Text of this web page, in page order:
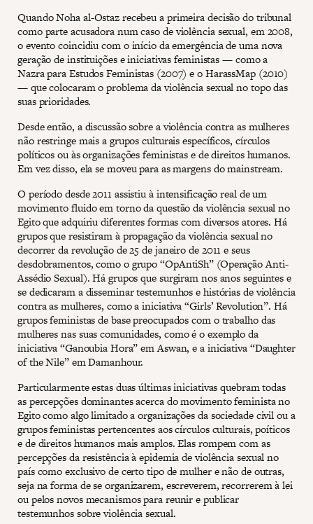
Quando Noha al-Ostaz recebeu a primeira decisão do tribunal
como parte acusadora num caso de violência sexual, em 2008,
o evento coincidiu com o início da emergência de uma nova
geração de instituições e iniciativas feministas — como a
Nazra para Estudos Feministas (2007) e o HarassMap (2010)
— que colocaram o problema da violência sexual no topo das
suas prioridades.
Desde então, a discussão sobre a violência contra as mulheres
não restringe mais a grupos culturais específicos, círculos
políticos ou às organizações feministas e de direitos humanos.
Em vez disso, ela se moveu para as margens do mainstream.
O período desde 2011 assistiu à intensificação real de um
movimento fluido em torno da questão da violência sexual no
Egito que adquiriu diferentes formas com diversos atores. Há
grupos que resistiram à propagação da violência sexual no
decorrer da revolução de 25 de janeiro de 2011 e seus
desdobramentos, como o grupo “OpAntiSh” (Operação Anti-
Assédio Sexual). Há grupos que surgiram nos anos seguintes e
se dedicaram a disseminar testemunhos e histórias de violência
contra as mulheres, como a iniciativa “Girls’ Revolution”. Há
grupos feministas de base preocupados com o trabalho das
mulheres nas suas comunidades, como é o exemplo da
iniciativa “Ganoubia Hora” em Aswan, e a iniciativa “Daughter
of the Nile” em Damanhour.
Particularmente estas duas últimas iniciativas quebram todas
as percepções dominantes acerca do movimento feminista no
Egito como algo limitado a organizações da sociedade civil ou a
grupos feministas pertencentes aos círculos culturais, poíticos
e de direitos humanos mais amplos. Elas rompem com as
percepções da resistência à epidemia de violência sexual no
país como exclusivo de certo tipo de mulher e não de outras,
seja na forma de se organizarem, escreverem, recorrerem à lei
ou pelos novos mecanismos para reunir e publicar
testemunhos sobre violência sexual.